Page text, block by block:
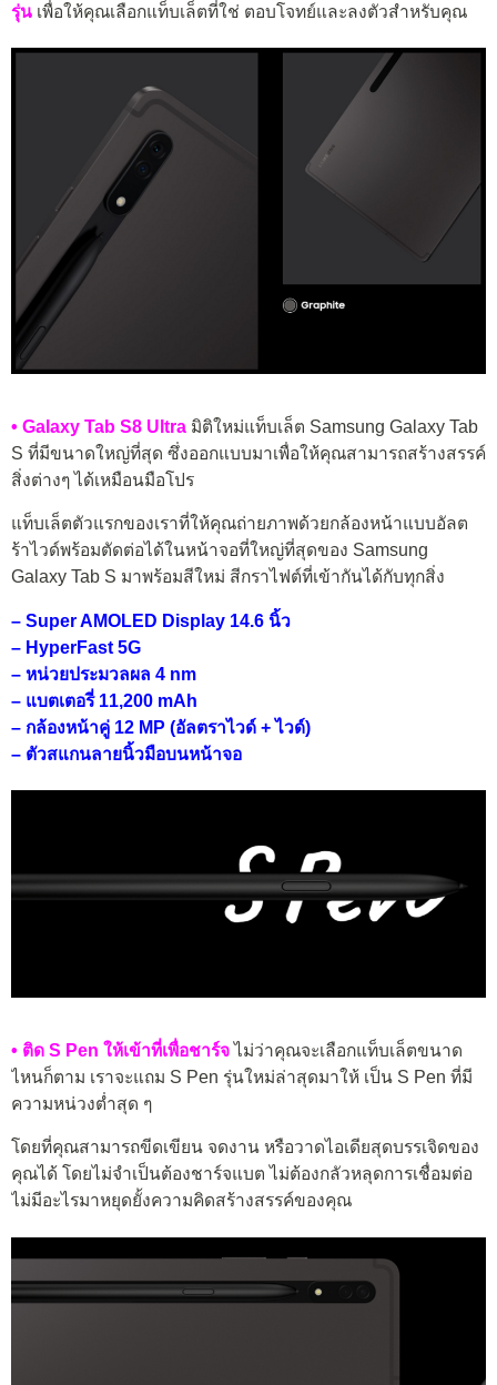
รุ่น เพื่อให้คุณเลือกแท็บเล็ตที่ใช่ ตอบโจทย์และลงตัวสำหรับคุณ
• Galaxy Tab S8 Ultra มิติใหม่แท็บเล็ต Samsung Galaxy Tab
S ที่มีขนาดใหญ่ที่สุด ซึ่งออกแบบมาเพื่อให้คุณสามารถสร้างสรรค์
สิ่งต่างๆ ได้เหมือนมือโปร
แท็บเล็ตตัวแรกของเราที่ให้คุณถ่ายภาพด้วยกล้องหน้าแบบอัลต
ร้าไวด์พร้อมตัดต่อได้ในหน้าจอที่ใหญ่ที่สุดของ Samsung
Galaxy Tab S มาพร้อมสีใหม่ สีกราไฟต์ที่เข้ากันได้กับทุกสิ่ง
– Super AMOLED Display 14.6 นิ้ว
– HyperFast 5G
– หน่วยประมวลผล 4 nm
– แบตเตอรี่ 11,200 mAh
– กล้องหน้าคู่ 12 MP (อัลตราไวด์ + ไวด์)
– ตัวสแกนลายนิ้วมือบนหน้าจอ
• ติด S Pen ให้เข้าที่เพื่อชาร์จ ไม่ว่าคุณจะเลือกแท็บเล็ตขนาด
ไหนก็ตาม เราจะแถม S Pen รุ่นใหม่ล่าสุดมาให้ เป็น S Pen ที่มี
ความหน่วงต่ำสุด ๆ
โดยที่คุณสามารถขีดเขียน จดงาน หรือวาดไอเดียสุดบรรเจิดของ
คุณได้ โดยไม่จำเป็นต้องชาร์จแบต ไม่ต้องกลัวหลุดการเชื่อมต่อ
ไม่มีอะไรมาหยุดยั้งความคิดสร้างสรรค์ของคุณ